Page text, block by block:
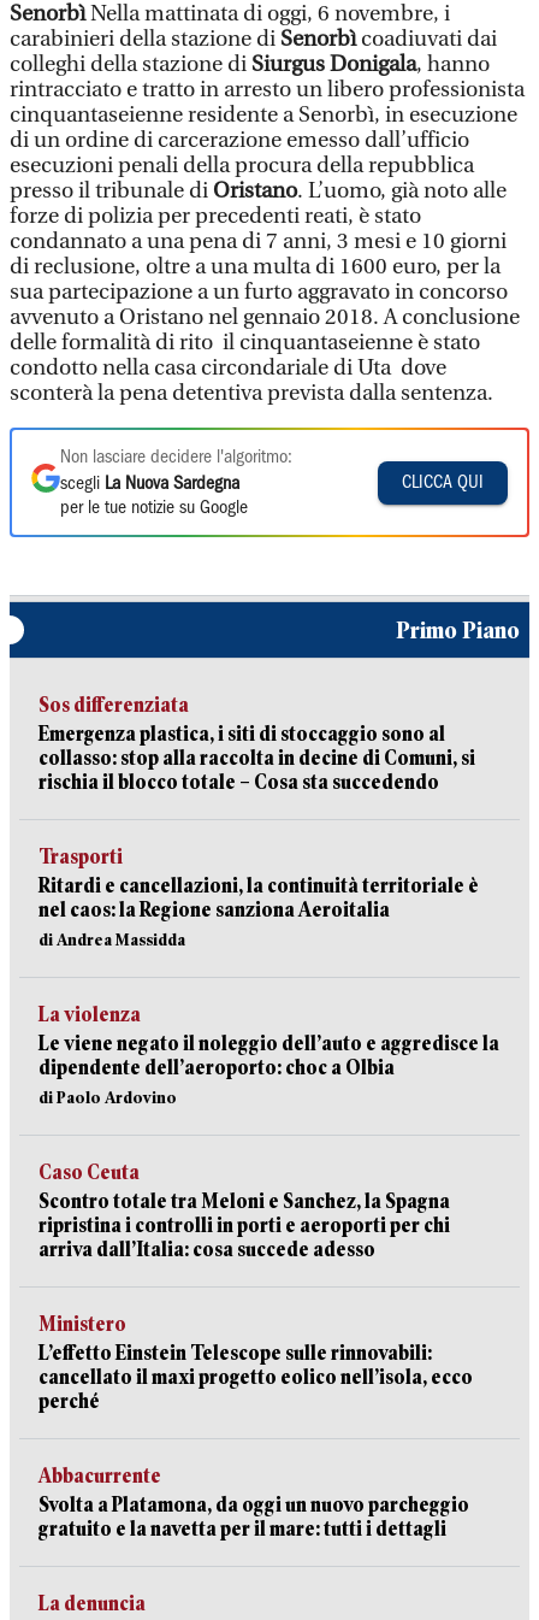
SenorbìNella mattinata di oggi, 6 novembre, i
carabinieri della stazione di Senorbìcoadiuvati dai
colleghi della stazione di Siurgus Donigala, hanno
rintracciato e tratto in arresto un libero professionista
cinquantaseienne residente a Senorbì, in esecuzione
di un ordine di carcerazione emesso dall’ufficio
esecuzioni penali della procura della repubblica
presso il tribunale di Oristano. L’uomo, già noto alle
forze di polizia per precedenti reati, è stato
condannato a una pena di 7 anni, 3 mesi e 10 giorni
di reclusione, oltre a una multa di 1600 euro, per la
sua partecipazione a un furto aggravato in concorso
avvenuto a Oristano nel gennaio 2018. A conclusione
delle formalità di rito il cinquantaseienne è stato
condotto nella casa circondariale di Uta dove
sconterà la pena detentiva prevista dalla sentenza.
Non lasciare decidere l'algoritmo:
scegli La Nuova Sardegna
per le tue notizie su Google
CLICCA QUI
Primo Piano
Sos differenziata
Emergenza plastica, i siti di stoccaggio sono al
collasso: stop alla raccolta in decine di Comuni, si
rischia il blocco totale – Cosa sta succedendo
Trasporti
Ritardi e cancellazioni, la continuità territoriale è
nel caos: la Regione sanziona Aeroitalia
di Andrea Massidda
La violenza
Le viene negato il noleggio dell’auto e aggredisce la
dipendente dell’aeroporto: choc a Olbia
di Paolo Ardovino
Caso Ceuta
Scontro totale tra Meloni e Sanchez, la Spagna
ripristina i controlli in porti e aeroporti per chi
arriva dall’Italia: cosa succede adesso
Ministero
L’effetto Einstein Telescope sulle rinnovabili:
cancellato il maxi progetto eolico nell’isola, ecco
perché
Abbacurrente
Svolta a Platamona, da oggi un nuovo parcheggio
gratuito e la navetta per il mare: tutti i dettagli
La denuncia